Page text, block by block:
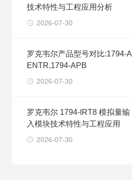
技术特性与工程应用分析
2026-07-30
罗克韦尔产品型号对比:1794-A
ENTR,1794-APB
2026-07-30
罗克韦尔 1794-IRT8 模拟量输
入模块技术特性与工程应用
2026-07-30